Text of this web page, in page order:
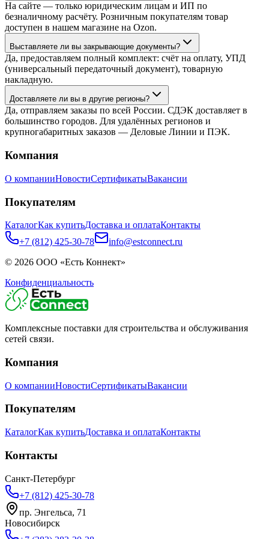
На сайте — только юридическим лицам и ИП по
безналичному расчёту. Розничным покупателям товар
доступен в нашем магазине на Ozon.
Выставляете ли вы закрывающие документы?
Да, предоставляем полный комплект: счёт на оплату, УПД
(универсальный передаточный документ), товарную
накладную.
Доставляете ли вы в другие регионы?
Да, отправляем заказы по всей России. СДЭК доставляет в
большинство городов. Для удалённых регионов и
крупногабаритных заказов — Деловые Линии и ПЭК.
Компания
О компанииНовостиСертификатыВакансии
Покупателям
КаталогКак купитьДоставка и оплатаКонтакты
+7 (812) 425-30-78
info@estconnect.ru
© 2026 ООО «Есть Коннект»
Конфиденциальность
Комплексные поставки для строительства и обслуживания
сетей связи.
Компания
О компанииНовостиСертификатыВакансии
Покупателям
КаталогКак купитьДоставка и оплатаКонтакты
Контакты
Санкт-Петербург
+7 (812) 425-30-78
пр. Энгельса, 71
Новосибирск